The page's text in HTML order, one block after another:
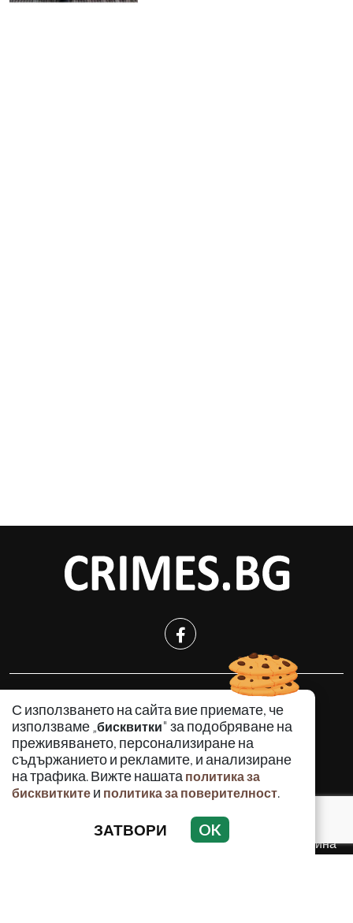
С използването на сайта вие приемате, че
използваме „бисквитки" за подобряване на
преживяването, персонализиране на
съдържанието и рекламите, и анализиране
на трафика. Вижте нашата политика за
бисквитките и политика за поверителност.
ЗАТВОРИ OK
КРИМИНАЛНО
ИНЦИДЕНТИ
АНАЛИЗИ
ПО СВЕТА
ВОДЕЩИ ТЕМИ
Използването и публикуването на част или цялото
съдържание на Crimes.BG без разрешение на Медийна